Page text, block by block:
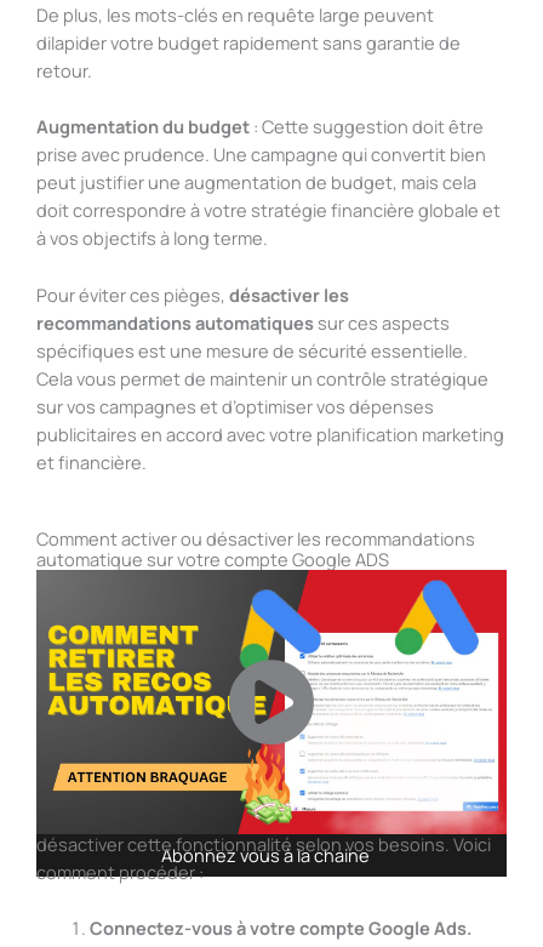
De plus, les mots-clés en requête large peuvent
dilapider votre budget rapidement sans garantie de
retour.
Augmentation du budget : Cette suggestion doit être
prise avec prudence. Une campagne qui convertit bien
peut justifier une augmentation de budget, mais cela
doit correspondre à votre stratégie financière globale et
à vos objectifs à long terme.
Pour éviter ces pièges, désactiver les
recommandations automatiquessur ces aspects
spécifiques est une mesure de sécurité essentielle.
Cela vous permet de maintenir un contrôle stratégique
sur vos campagnes et d’optimiser vos dépenses
publicitaires en accord avec votre planification marketing
et financière.
Comment activer ou désactiver les recommandations
automatique sur votre compte Google ADS
Abonnez vous à la chaine
Pour gérer les recommandations automatiques sur votre
compte Google Ads, suivez ces étapes pour activer ou
désactiver cette fonctionnalité selon vos besoins. Voici
comment procéder :
Connectez-vous à votre compte Google Ads.